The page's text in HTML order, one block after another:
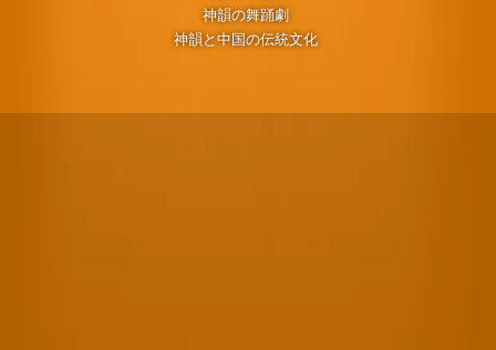
神韻の舞踊劇
神韻と中国の伝統文化